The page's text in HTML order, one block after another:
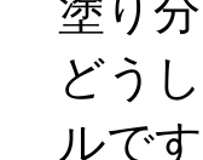
塗り
どう
ルです